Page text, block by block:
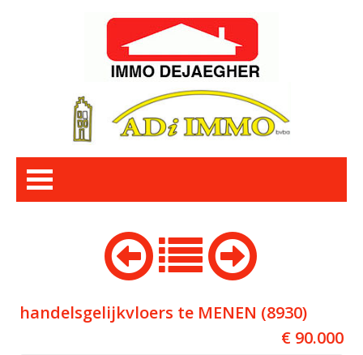
handelsgelijkvloers te MENEN (8930)
€ 90.000